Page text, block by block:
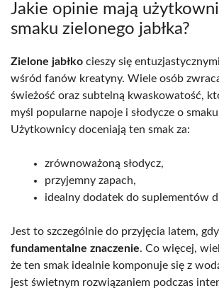
Jakie opinie mają
smaku zielonego jabłka?
Zielone jabłko cieszy się
wśród fanów kreatyny. Wiele osób
świeżość oraz subtelną kwaskowatość,
myśl popularne napoje i słodycze o
Użytkownicy doceniają ten smak za:
zrównoważoną słodycz,
przyjemny zapach,
idealny dodatek do suplementów
Jest to szczególnie do przyjęcia latem, gdy
fundamentalne znaczenie. Co więcej,
że ten smak idealnie komponuje się z
jest świetnym rozwiązaniem podczas